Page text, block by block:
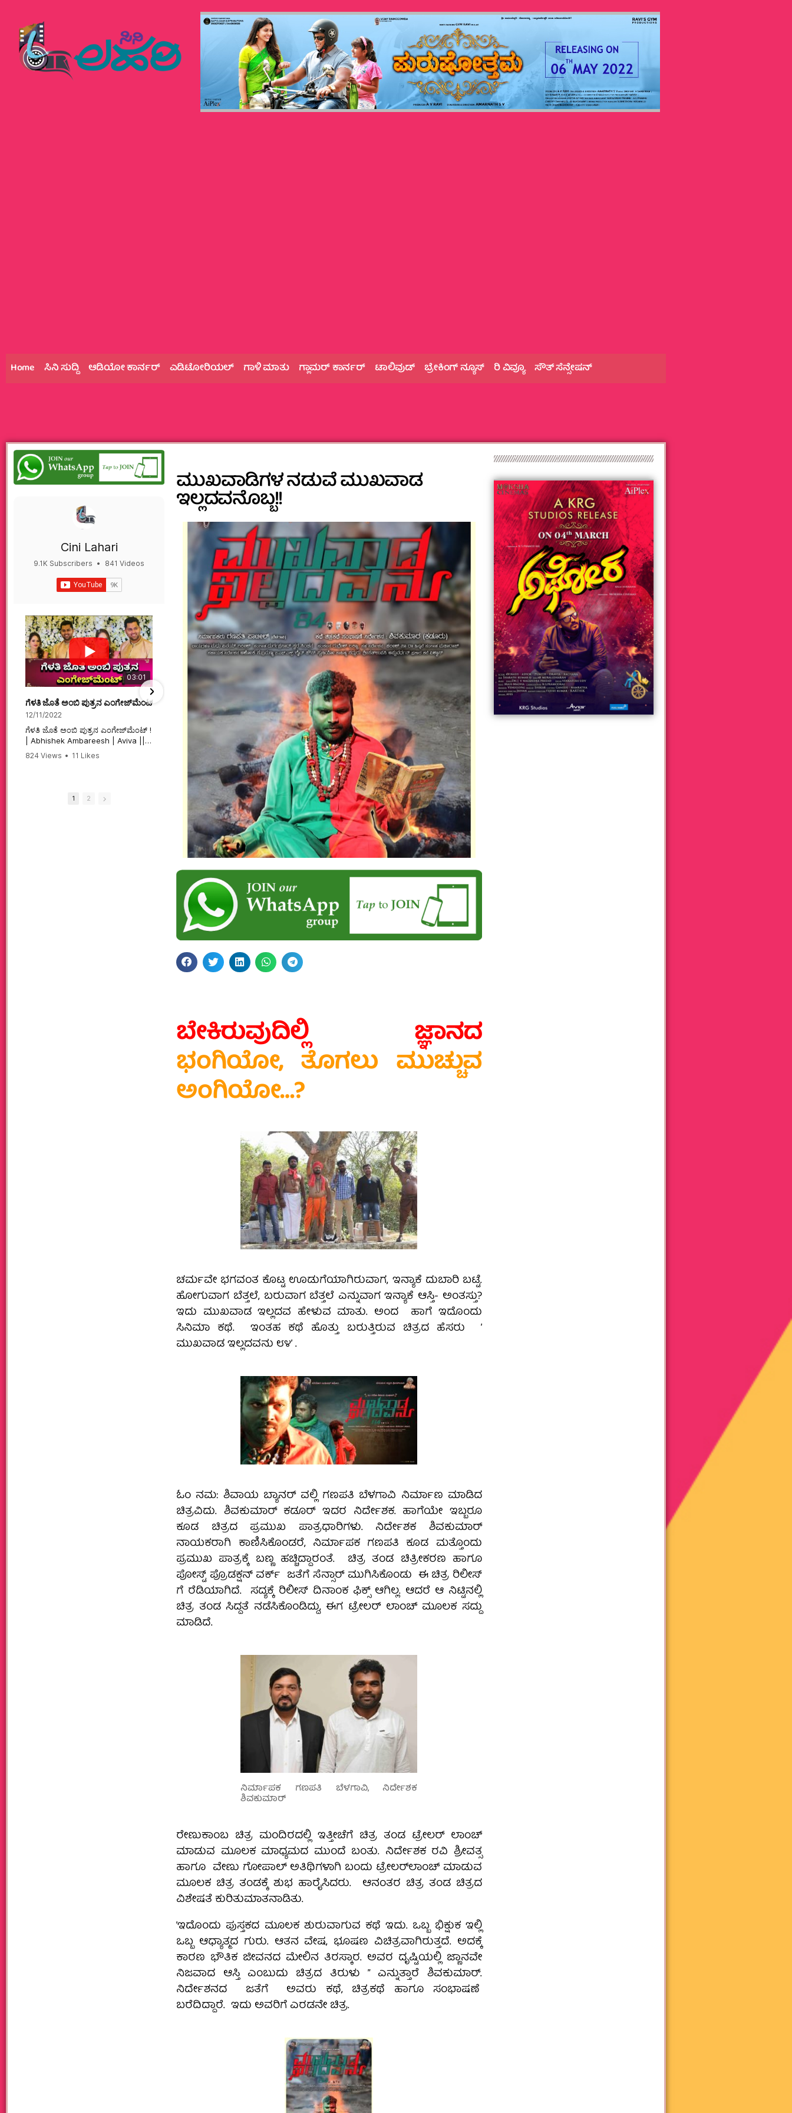
Home ಸಿನಿ ಸುದ್ದಿ ಆಡಿಯೋ ಕಾರ್ನರ್ ಎಡಿಟೋರಿಯಲ್ ಗಾಳಿ ಮಾತು ಗ್ಲಾಮರ್‌ ಕಾರ್ನರ್ ಟಾಲಿವುಡ್ ಬ್ರೇಕಿಂಗ್‌ ನ್ಯೂಸ್ ರಿ ವಿವ್ಯೂ ಸೌತ್‌ ಸೆನ್ಸೇಷನ್
Cini Lahari
9.1K Subscribers •
841 Videos
03:01
ಗೆಳತಿ ಜೊತೆ ಅಂಬಿ ಪುತ್ರನ ಎಂಗೇಜ್‌ಮೆಂಟ್ ! | Abhishek Ambareesh | Aviva ||
12/11/2022
ಗೆಳತಿ ಜೊತೆ ಅಂಬಿ ಪುತ್ರನ ಎಂಗೇಜ್‌ಮೆಂಟ್ !
| Abhishek Ambareesh | Aviva ||
824 Views • 11 Likes
ಮಗನಿಗಾಗಿಯೇ ಸಿನಿಮಾ ಮಾಡಿದ ಮಹಾತಾಯಿ! | Karnataka ||
12/6/2022
ಮಹಾತಾಯಿ! | Karnataka ||
#karnataka #kannadamovies
#sandalwood
2 Likes • 2 Comments
1 2
ಮುಖವಾಡಿಗಳ ನಡುವೆ ಮುಖವಾಡ
ಇಲ್ಲದವನೊಬ್ಬ!!
ಬೇಕಿರುವುದಿಲ್ಲಿ ಜ್ಞಾನದ
ಭಂಗಿಯೋ, ತೊಗಲು ಮುಚ್ಚುವ
ಅಂಗಿಯೋ…?
ಚರ್ಮವೇ ಭಗವಂತ ಕೊಟ್ಟ ಊಡುಗೆಯಾಗಿರುವಾಗ, ಇನ್ಯಾಕೆ ದುಬಾರಿ ಬಟ್ಟೆ.
ಹೋಗುವಾಗ ಬೆತ್ತಲೆ, ಬರುವಾಗ ಬೆತ್ತಲೆ ಎನ್ನುವಾಗ ಇನ್ಯಾಕೆ ಆಸ್ತಿ- ಅಂತಸ್ತು?
ಇದು ಮುಖವಾಡ ಇಲ್ಲದವ ಹೇಳುವ ಮಾತು. ಅಂದ ಹಾಗೆ ಇದೊಂದು
ಸಿನಿಮಾ ಕಥೆ. ಇಂತಹ ಕಥೆ ಹೊತ್ತು ಬರುತ್ತಿರುವ ಚಿತ್ರದ ಹೆಸರು ʼ
ಮುಖವಾಡ ಇಲ್ಲದವನು ೮೪ʼ .
ಓಂ ನಮ: ಶಿವಾಯ ಬ್ಯಾನರ್‌ ವಲ್ಲಿ ಗಣಪತಿ ಬೆಳಗಾವಿ ನಿರ್ಮಾಣ ಮಾಡಿದ
ಚಿತ್ರವಿದು. ಶಿವಕುಮಾರ್‌ ಕಡೂರ್‌ ಇದರ ನಿರ್ದೇಶಕ. ಹಾಗೆಯೇ ಇಬ್ಬರೂ
ಕೂಡ ಚಿತ್ರದ ಪ್ರಮುಖ ಪಾತ್ರಧಾರಿಗಳು. ನಿರ್ದೇಶಕ ಶಿವಕುಮಾರ್‌
ನಾಯಕರಾಗಿ ಕಾಣಿಸಿಕೊಂಡರೆ, ನಿರ್ಮಾಪಕ ಗಣಪತಿ ಕೂಡ ಮತ್ತೊಂದು
ಪ್ರಮುಖ ಪಾತ್ರಕ್ಕೆ ಬಣ್ಣ ಹಚ್ಚಿದ್ದಾರಂತೆ. ಚಿತ್ರ ತಂಡ ಚಿತ್ರೀಕರಣ ಹಾಗೂ
ಪೋಸ್ಟ್‌ ಪ್ರೊಡಕ್ಷನ್‌ ವರ್ಕ್‌ ಜತೆಗೆ ಸೆನ್ಸಾರ್‌ ಮುಗಿಸಿಕೊಂಡು ಈ ಚಿತ್ರ ರಿಲೀಸ್‌
ಗೆ ರೆಡಿಯಾಗಿದೆ. ಸದ್ಯಕ್ಕೆ ರಿಲೀಸ್‌ ದಿನಾಂಕ ಫಿಕ್ಸ್‌ ಆಗಿಲ್ಲ. ಆದರೆ ಆ ನಿಟ್ಟಿನಲ್ಲಿ
ಚಿತ್ರ ತಂಡ ಸಿದ್ದತೆ ನಡೆಸಿಕೊಂಡಿದ್ದು, ಈಗ ಟ್ರೇಲರ್‌ ಲಾಂಚ್‌ ಮೂಲಕ ಸದ್ದು
ಮಾಡಿದೆ.
ನಿರ್ಮಾಪಕ ಗಣಪತಿ ಬೆಳಗಾವಿ, ನಿರ್ದೇಶಕ
ಶಿವಕುಮಾರ್
ರೇಣುಕಾಂಬ ಚಿತ್ರ ಮಂದಿರದಲ್ಲಿ ಇತ್ತೀಚೆಗೆ ಚಿತ್ರ ತಂಡ ಟ್ರೇಲರ್‌ ಲಾಂಚ್‌
ಮಾಡುವ ಮೂಲಕ ಮಾಧ್ಯಮದ ಮುಂದೆ ಬಂತು. ನಿರ್ದೇಶಕ ರವಿ ಶ್ರೀವತ್ಸ
ಹಾಗೂ ವೇಣು ಗೋಪಾಲ್‌ ಅತಿಥಿಗಳಾಗಿ ಬಂದು ಟ್ರೇಲರ್‌ಲಾಂಚ್‌ ಮಾಡುವ
ಮೂಲಕ ಚಿತ್ರ ತಂಡಕ್ಕೆ ಶುಭ ಹಾರೈಸಿದರು. ಆನಂತರ ಚಿತ್ರ ತಂಡ ಚಿತ್ರದ
ವಿಶೇಷತೆ ಕುರಿತುಮಾತನಾಡಿತು.
‌ʼಇದೊಂದು ಪುಸ್ತಕದ ಮೂಲಕ ಶುರುವಾಗುವ ಕಥೆ ಇದು. ಒಬ್ಬ ಭಿಕ್ಷುಕ ಇಲ್ಲಿ
ಒಬ್ಬ ಆಧ್ಯಾತ್ಮದ ಗುರು. ಆತನ ವೇಷ, ಭೂಷಣ ವಿಚಿತ್ರವಾಗಿರುತ್ತದೆ. ಅದಕ್ಕೆ
ಕಾರಣ ಭೌತಿಕ ಜೀವನದ ಮೇಲಿನ ತಿರಸ್ಕಾರ. ಅವರ ದೃಷ್ಟಿಯಲ್ಲಿ ಜ್ಣಾನವೇ
ನಿಜವಾದ ಆಸ್ತಿ ಎಂಬುದು ಚಿತ್ರದ ತಿರುಳು ” ಎನ್ನುತ್ತಾರೆ ಶಿವಕುಮಾರ್.
ನಿರ್ದೇಶನದ ಜತೆಗೆ ಅವರು ಕಥೆ, ಚಿತ್ರಕಥೆ ಹಾಗೂ ಸಂಭಾಷಣೆ
ಬರೆದಿದ್ದಾರೆ. ಇದು ಅವರಿಗೆ ಎರಡನೇ ಚಿತ್ರ.‌